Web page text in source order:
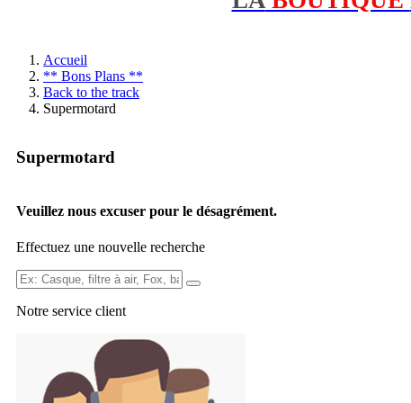
Accueil
** Bons Plans **
Back to the track
Supermotard
Supermotard
Veuillez nous excuser pour le désagrément.
Effectuez une nouvelle recherche
Ex:
batterie
Notre service client